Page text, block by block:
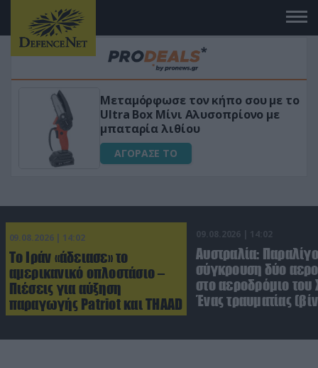
κήπο σου με το
με
«Μαγική» φόρμουλα
για αύξηση της
09.08.2026 | 14:02
Το Ιράν «άδειασε» το
αμερικανικό οπλοστάσιο –
Πιέσεις για αύξηση
παραγωγής Patriot και THAAD
09.08.2026 | 14:02
Αυστραλία: Παραλίγο
σύγκρουση δύο
στο αεροδρόμιο του
Ένας τραυματίας